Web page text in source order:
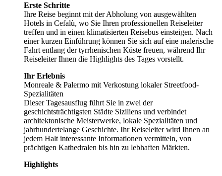
Erste Schritte
Ihre Reise beginnt mit der Abholung von ausgewählten
Hotels in Cefalù, wo Sie Ihren professionellen Reiseleiter
treffen und in einen klimatisierten Reisebus einsteigen. Nach
einer kurzen Einführung können Sie sich auf eine malerische
Fahrt entlang der tyrrhenischen Küste freuen, während Ihr
Reiseleiter Ihnen die Highlights des Tages vorstellt.
Ihr Erlebnis
Monreale & Palermo mit Verkostung lokaler Streetfood-
Spezialitäten
Dieser Tagesausflug führt Sie in zwei der
geschichtsträchtigsten Städte Siziliens und verbindet
architektonische Meisterwerke, lokale Spezialitäten und
jahrhundertelange Geschichte. Ihr Reiseleiter wird Ihnen an
jedem Halt interessante Informationen vermitteln, von
prächtigen Kathedralen bis hin zu lebhaften Märkten.
Highlights